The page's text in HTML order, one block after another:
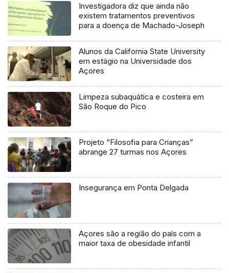
Investigadora diz que ainda não
existem tratamentos preventivos
para a doença de Machado-Joseph
Alunos da California State University
em estágio na Universidade dos
Açores
Limpeza subaquática e costeira em
São Roque do Pico
Projeto “Filosofia para Crianças”
abrange 27 turmas nos Açores
Insegurança em Ponta Delgada
Açores são a região do país com a
maior taxa de obesidade infantil